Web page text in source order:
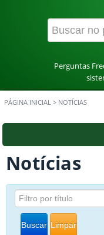
Perguntas
PÁGINA INICIAL > NOTÍCIAS
Notícias
Buscar Limpar